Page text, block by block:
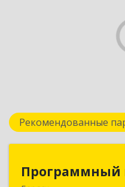
Рекомендованные
Программный